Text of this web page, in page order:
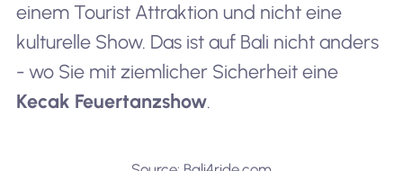
einem TouristAttraktion und nicht eine
kulturelle Show. Das ist auf Bali nicht anders
- wo Sie mit ziemlicher Sicherheit eine
Kecak Feuertanzshow.